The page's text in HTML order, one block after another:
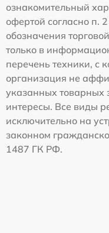
ознакомительный
офертой согласно п.
обозначения
только в
перечень техники, с
организация не
указанных товарных
интересы. Все виды
исключительно на
законном
1487 ГК РФ.